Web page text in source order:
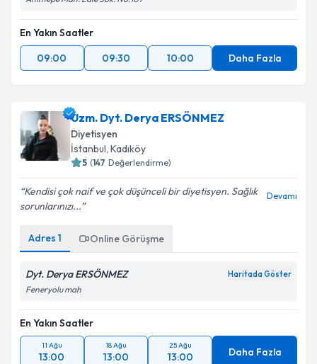
En Yakın Saatler
09:00
09:30 10:00 Daha Fazla
Uzm. Dyt. Derya ERSÖNMEZ
Diyetisyen
İstanbul, Kadıköy
5 (147 Değerlendirme)
Kendisi çok naif ve çok düşünceli bir diyetisyen. Sağlık
sorunlarınızı...
Devamı
Adres 1 Online Görüşme
Dyt. Derya ERSÖNMEZ Haritada Göster
Feneryolu mah
En Yakın Saatler
11 Ağu
13:00
18 Ağu
13:00
25 Ağu
13:00 Daha Fazla